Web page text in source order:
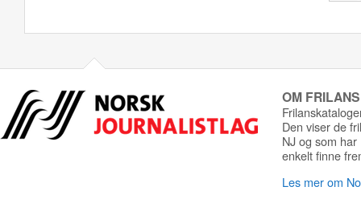
OM
Den viser de
NJ og som
enkelt finne
Les mer om